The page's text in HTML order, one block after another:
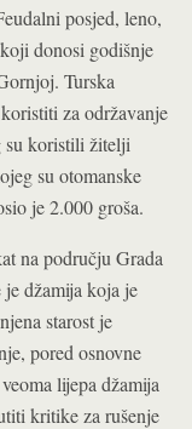
posjed, leno,
donosi godišnje
Turska
za održavanje
su koristili žitelji
su otomanske
je 2.000 groša.
na području Grada
džamija koja je
starost je
pored osnovne
lijepa džamija
kritike za rušenje